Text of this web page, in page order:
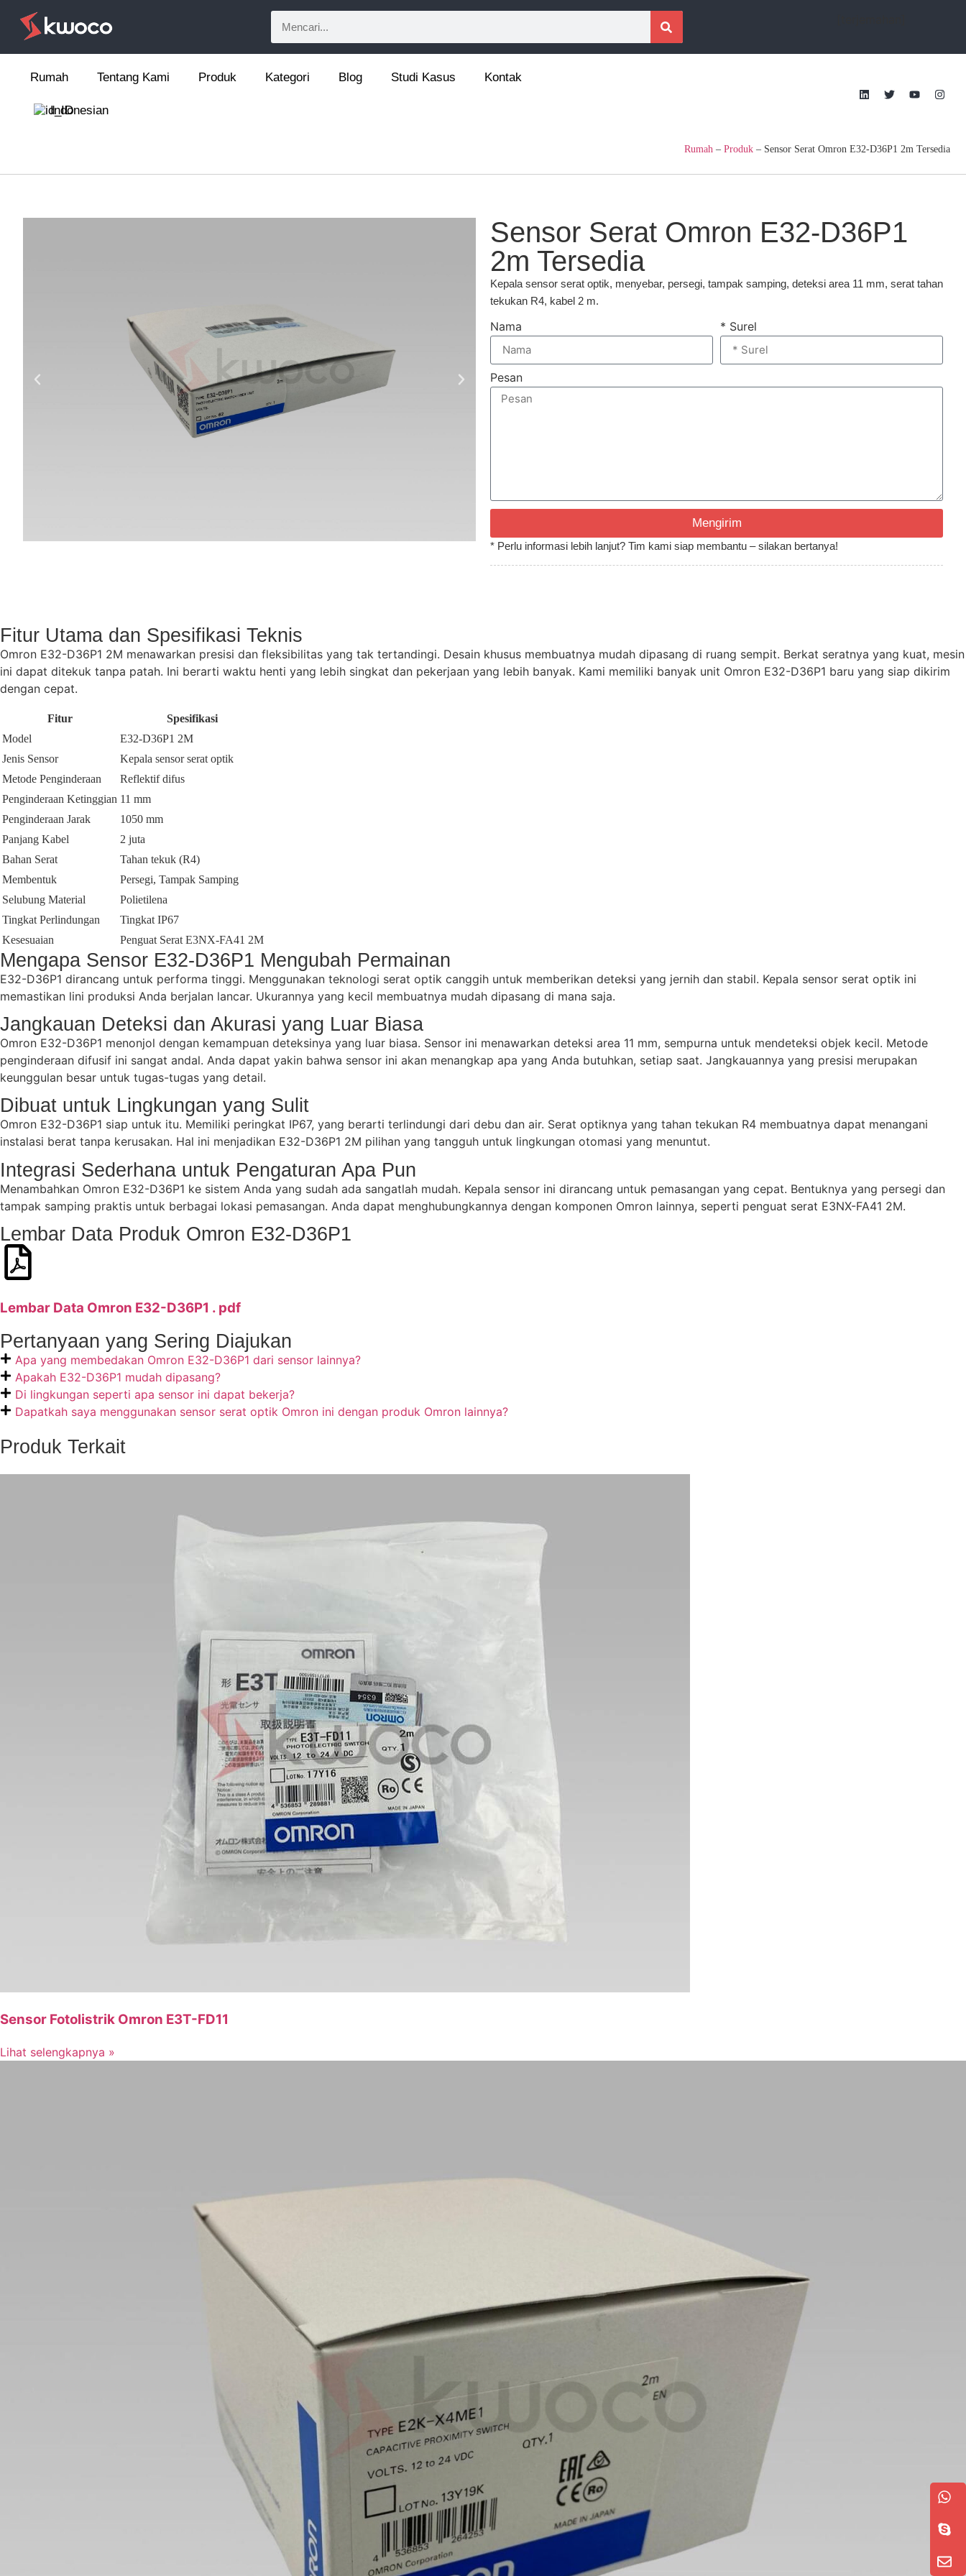
Rumah Tentang Kami Produk Kategori Blog Studi Kasus Kontak
Indonesian
Rumah – Produk – Sensor Serat Omron E32-D36P1 2m Tersedia
Sensor Serat Omron E32-D36P1
2m Tersedia
Kepala sensor serat optik, menyebar, persegi, tampak samping, deteksi area 11 mm, serat tahan
tekukan R4, kabel 2 m.
Nama * Surel
Pesan
Mengirim
* Perlu informasi lebih lanjut? Tim kami siap membantu – silakan bertanya!
Fitur Utama dan Spesifikasi Teknis
Omron E32-D36P1 2M menawarkan presisi dan fleksibilitas yang tak tertandingi. Desain khusus membuatnya mudah dipasang di ruang sempit. Berkat seratnya yang kuat, mesin
ini dapat ditekuk tanpa patah. Ini berarti waktu henti yang lebih singkat dan pekerjaan yang lebih banyak. Kami memiliki banyak unit Omron E32-D36P1 baru yang siap dikirim
dengan cepat.
Fitur
Spesifikasi
Model
E32-D36P1 2M
Jenis Sensor
Kepala sensor serat optik
Metode Penginderaan
Reflektif difus
Penginderaan Ketinggian 11 mm
Penginderaan Jarak
1050 mm
Panjang Kabel
2 juta
Bahan Serat
Tahan tekuk (R4)
Membentuk
Persegi, Tampak Samping
Selubung Material
Polietilena
Tingkat Perlindungan
Tingkat IP67
Kesesuaian
Penguat Serat E3NX-FA41 2M
Mengapa Sensor E32-D36P1 Mengubah Permainan
E32-D36P1 dirancang untuk performa tinggi. Menggunakan teknologi serat optik canggih untuk memberikan deteksi yang jernih dan stabil. Kepala sensor serat optik ini
memastikan lini produksi Anda berjalan lancar. Ukurannya yang kecil membuatnya mudah dipasang di mana saja.
Jangkauan Deteksi dan Akurasi yang Luar Biasa
Omron E32-D36P1 menonjol dengan kemampuan deteksinya yang luar biasa. Sensor ini menawarkan deteksi area 11 mm, sempurna untuk mendeteksi objek kecil. Metode
penginderaan difusif ini sangat andal. Anda dapat yakin bahwa sensor ini akan menangkap apa yang Anda butuhkan, setiap saat. Jangkauannya yang presisi merupakan
keunggulan besar untuk tugas-tugas yang detail.
Dibuat untuk Lingkungan yang Sulit
Omron E32-D36P1 siap untuk itu. Memiliki peringkat IP67, yang berarti terlindungi dari debu dan air. Serat optiknya yang tahan tekukan R4 membuatnya dapat menangani
instalasi berat tanpa kerusakan. Hal ini menjadikan E32-D36P1 2M pilihan yang tangguh untuk lingkungan otomasi yang menuntut.
Integrasi Sederhana untuk Pengaturan Apa Pun
Menambahkan Omron E32-D36P1 ke sistem Anda yang sudah ada sangatlah mudah. Kepala sensor ini dirancang untuk pemasangan yang cepat. Bentuknya yang persegi dan
tampak samping praktis untuk berbagai lokasi pemasangan. Anda dapat menghubungkannya dengan komponen Omron lainnya, seperti penguat serat E3NX-FA41 2M.
Lembar Data Produk Omron E32-D36P1
Lembar Data Omron E32-D36P1 . pdf
Pertanyaan yang Sering Diajukan
Apa yang membedakan Omron E32-D36P1 dari sensor lainnya?
Apakah E32-D36P1 mudah dipasang?
Di lingkungan seperti apa sensor ini dapat bekerja?
Dapatkah saya menggunakan sensor serat optik Omron ini dengan produk Omron lainnya?
Produk Terkait
Sensor Fotolistrik Omron E3T-FD11
Lihat selengkapnya »